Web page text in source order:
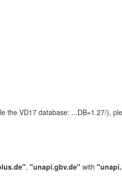
the VD17 database: ...DB=1.27/),
, "unapi.gbv.de" with